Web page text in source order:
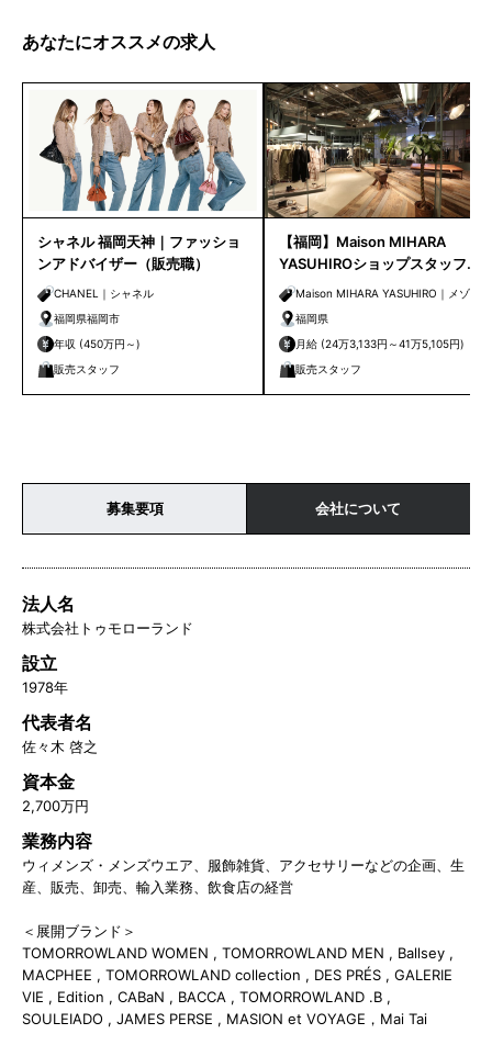
あなたにオススメの求人
シャネル 福岡天神｜ファッショ
ンアドバイザー（販売職）
CHANEL｜シャネル
福岡県福岡市
年収 (450万円～)
販売スタッフ
【福岡】Maison MIHARA
YASUHIROショップスタッフ募
集 Maison MIHARA YASUHIRO｜メゾン
ミハラヤスヒロ
福岡県
月給 (24万3,133円～41万5,105円)
販売スタッフ
募集要項 会社について
法人名
株式会社トゥモローランド
設立
1978年
代表者名
佐々木 啓之
資本金
2,700万円
業務内容
ウィメンズ・メンズウエア、服飾雑貨、アクセサリーなどの企画、生
産、販売、卸売、輸入業務、飲食店の経営
＜展開ブランド＞
TOMORROWLAND WOMEN , TOMORROWLAND MEN , Ballsey ,
MACPHEE , TOMORROWLAND collection , DES PRÉS , GALERIE
VIE , Edition , CABaN , BACCA , TOMORROWLAND .B ,
SOULEIADO , JAMES PERSE , MASION et VOYAGE，Mai Tai